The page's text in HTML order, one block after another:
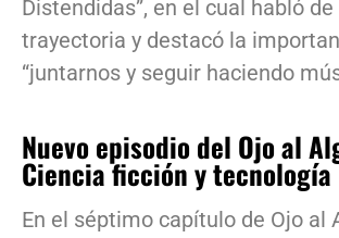
Distendidas”, en el cual habló de
trayectoria y destacó la
“juntarnos y seguir haciendo
Nuevo episodio del Ojo al
Ciencia ficción y tecnología
En el séptimo capítulo de Ojo al